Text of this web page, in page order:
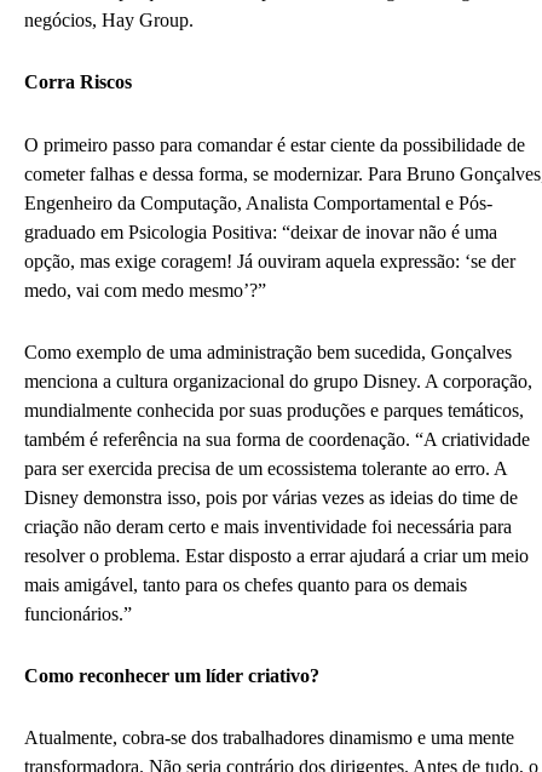
negócios, Hay Group.
Corra Riscos
O primeiro passo para comandar é estar ciente da possibilidade de
cometer falhas e dessa forma, se modernizar. Para Bruno
Engenheiro da Computação, Analista Comportamental e Pós-
graduado em Psicologia Positiva: “deixar de inovar não é uma
opção, mas exige coragem! Já ouviram aquela expressão: ‘se der
medo, vai com medo mesmo’?”
Como exemplo de uma administração bem sucedida, Gonçalves
menciona a cultura organizacional do grupo Disney. A corporação,
mundialmente conhecida por suas produções e parques temáticos,
também é referência na sua forma de coordenação. “A criatividade
para ser exercida precisa de um ecossistema tolerante ao erro. A
Disney demonstra isso, pois por várias vezes as ideias do time de
criação não deram certo e mais inventividade foi necessária para
resolver o problema. Estar disposto a errar ajudará a criar um meio
mais amigável, tanto para os chefes quanto para os demais
funcionários.”
Como reconhecer um líder criativo?
Atualmente, cobra-se dos trabalhadores dinamismo e uma mente
transformadora. Não seria contrário dos dirigentes. Antes de tudo, o